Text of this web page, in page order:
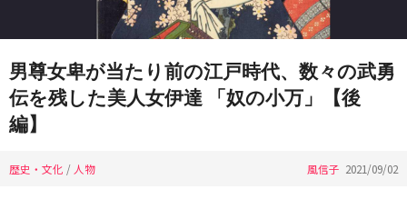
男尊女卑が当たり前の江戸時代、数々の武勇
伝を残した美人女伊達 「奴の小万」【後
編】
歴史・文化 / 人物 風信子 2021/09/02